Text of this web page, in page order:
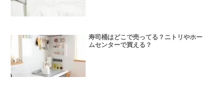
寿司桶はどこで売ってる？ニトリやホー
ムセンターで買える？